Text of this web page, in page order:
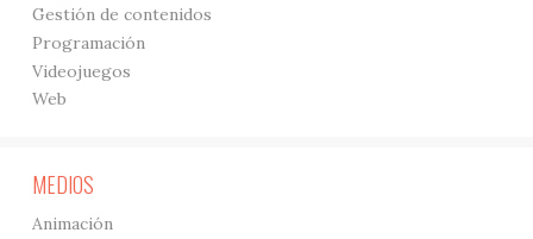
Gestión de contenidos
Programación
Videojuegos
Web
MEDIOS
Animación